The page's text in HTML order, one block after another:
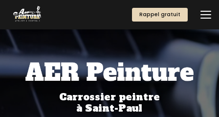
contenu
principal
Rappel gratuit
Carrossier peintre
à Saint-Paul